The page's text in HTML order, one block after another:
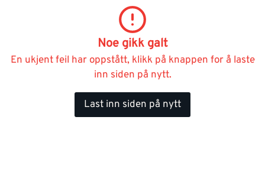
Noe gikk galt
En ukjent feil har oppstått, klikk på knappen for å laste
inn siden på nytt.
Last inn siden på nytt